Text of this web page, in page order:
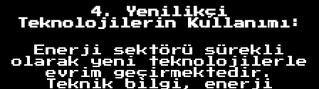
4. Yenilikçi
Teknolojilerin Kullanımı:
Enerji sektörü sürekli
olarak yeni teknolojilerle
evrim geçirmektedir.
Teknik bilgi, enerji